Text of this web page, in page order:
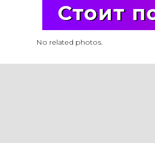
Стоит
No related photos.